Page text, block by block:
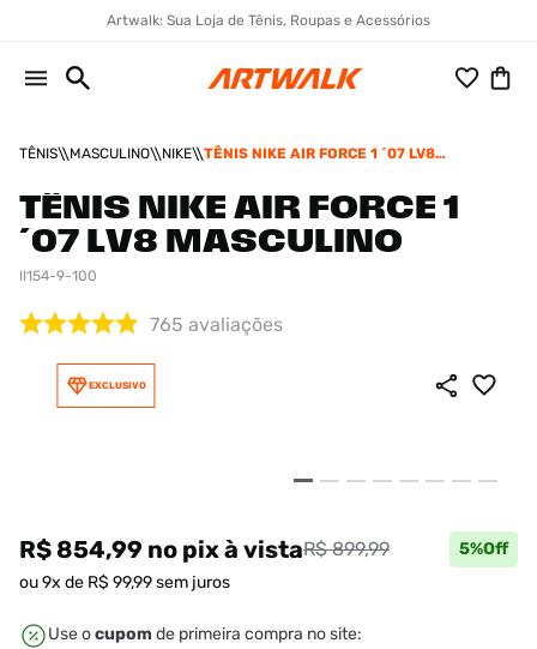
Artwalk: Sua Loja de Tênis, Roupas e Acessórios
TÊNIS MASCULINO NIKE
TÊNIS NIKE AIR FORCE 1 ´07 LV8
TÊNIS NIKE AIR FORCE 1
´07 LV8 MASCULINO
II154-9-100
765 avaliações
EXCLUSIVO
R$ 854,99 no pixà vistaR$ 899,99 5%Off
ou9x de R$ 99,99sem juros
Use ocupom de primeira compra no site: